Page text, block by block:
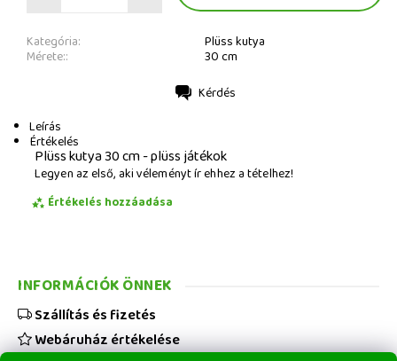
Kategória: Plüss kutya
Mérete:: 30 cm
Kérdés
Leírás
Értékelés
Plüss kutya 30 cm - plüss játékok
Legyen az első, aki véleményt ír ehhez a tételhez!
Értékelés hozzáadása
INFORMÁCIÓK ÖNNEK
Szállítás és fizetés
Webáruház értékelése